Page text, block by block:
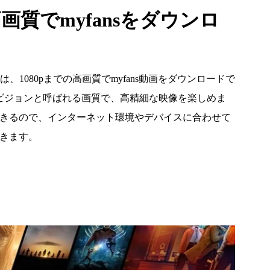
質でmyfansをダウンロ
、1080pまでの高画質でmyfans動画をダウンロードで
ジョンと呼ばれる画質で、高精細な映像を楽しめま
るので、インターネット環境やデバイスに合わせて
ます。